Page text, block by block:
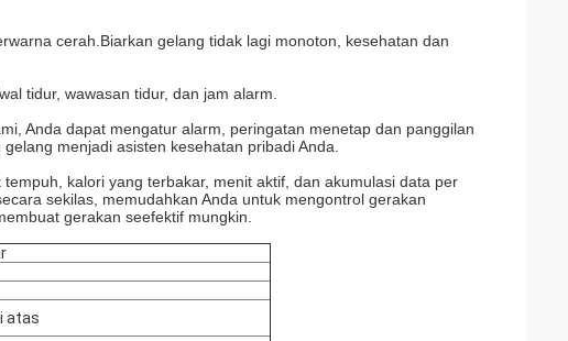
cerah.Biarkan gelang tidak lagi monoton, kesehatan dan
tidur, wawasan tidur, dan jam alarm.
Anda dapat mengatur alarm, peringatan menetap dan panggilan
menjadi asisten kesehatan pribadi Anda.
kalori yang terbakar, menit aktif, dan akumulasi data per
sekilas, memudahkan Anda untuk mengontrol gerakan
gerakan seefektif mungkin.
atas